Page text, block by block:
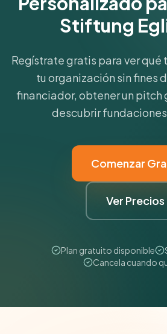
Stiftung
Regístrate gratis para ver qué
tu organización sin fines
financiador, obtener un pitch
descubrir
Comenzar
Ver Precios
Plan gratuito disponible
Cancela cuando